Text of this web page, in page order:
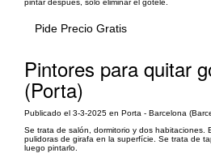
Pide Precio Gratis
Pintores para quitar
(Porta)
Publicado el 3-3-2025 en Porta - Barcelona
Se trata de salón, dormitorio y dos habitaciones.
pulidoras de girafa en la superfície. Se trata de
luego pintarlo.